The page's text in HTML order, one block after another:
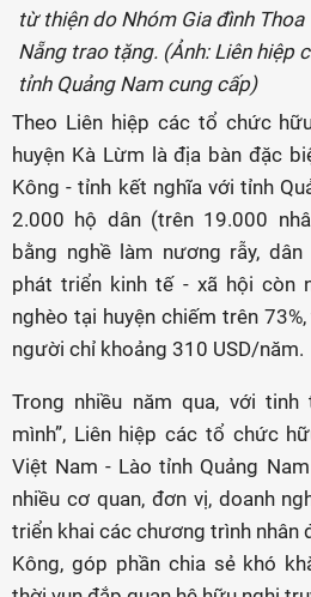
từ thiện do Nhóm Gia đình
Nẵng trao tặng. (Ảnh: Liên hiệp
tỉnh Quảng Nam cung cấp)
Theo Liên hiệp các tổ chức
huyện Kà Lừm là địa bàn đặc
Kông - tỉnh kết nghĩa với tỉnh
2.000 hộ dân (trên 19.000
bằng nghề làm nương rẫy,
phát triển kinh tế - xã hội còn
nghèo tại huyện chiếm trên
người chỉ khoảng 310 USD/năm.
Trong nhiều năm qua, với tinh
mình”, Liên hiệp các tổ chức
Việt Nam - Lào tỉnh Quảng
nhiều cơ quan, đơn vị, doanh
triển khai các chương trình nhân
Kông, góp phần chia sẻ khó